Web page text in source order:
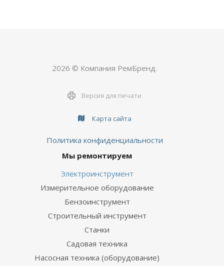
2026 © Компания РемБренд.
Версия для печати
Карта сайта
Политика конфиденциальности
Мы ремонтируем
Электроинструмент
Измерительное оборудование
Бензоинструмент
Строительный инструмент
Станки
Садовая техника
Насосная техника (оборудование)